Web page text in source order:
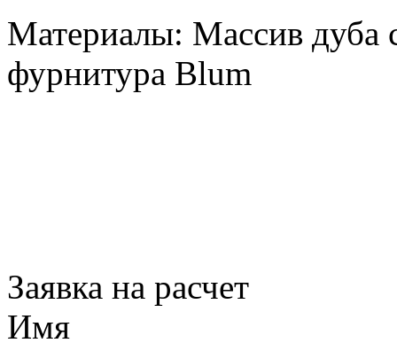
Материалы: Массив
фурнитура Blum
Заявка на расчет
Имя